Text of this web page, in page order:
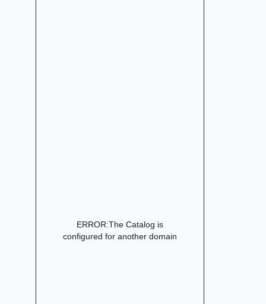
ERROR:The Catalog is
configured for another domain